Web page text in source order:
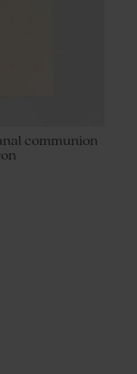
communion